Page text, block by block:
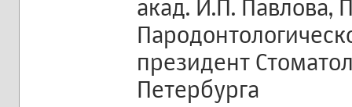
акад. И.П. Павлова,
президент
Петербурга